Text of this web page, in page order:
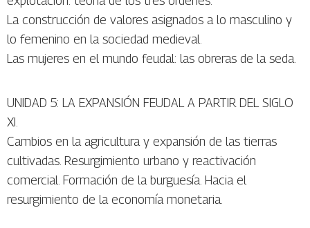
La construcción de valores asignados a lo masculino y
lo femenino en la sociedad medieval.
Las mujeres en el mundo feudal: las obreras de la seda.
UNIDAD 5: LA EXPANSIÓN FEUDAL A PARTIR DEL SIGLO
XI.
Cambios en la agricultura y expansión de las tierras
cultivadas. Resurgimiento urbano y reactivación
comercial. Formación de la burguesía. Hacia el
resurgimiento de la economía monetaria.